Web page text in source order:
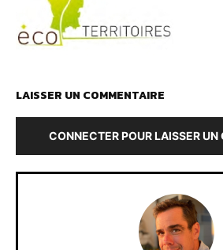
LAISSER UN COMMENTAIRE
CONNECTER POUR LAISSER